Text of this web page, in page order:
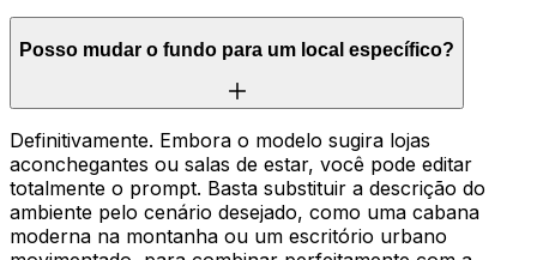
Posso mudar o fundo para um local específico?
Definitivamente. Embora o modelo sugira lojas
aconchegantes ou salas de estar, você pode editar
totalmente o prompt. Basta substituir a descrição do
ambiente pelo cenário desejado, como uma cabana
moderna na montanha ou um escritório urbano